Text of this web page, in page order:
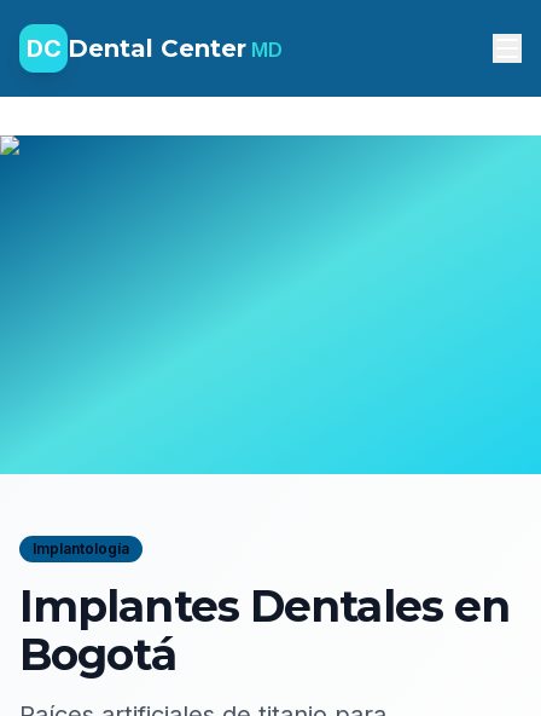
DC Dental Center MD
Implantología
Implantes Dentales en
Bogotá